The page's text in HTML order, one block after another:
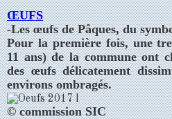
ŒUFS
-Les œufs de Pâques, du
Pour la première fois, une
11 ans) de la commune ont
des œufs délicatement
environs ombragés.
© commission SIC